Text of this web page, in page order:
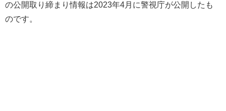
の公開取り締まり情報は2023年4月に警視庁が公開したも
のです。